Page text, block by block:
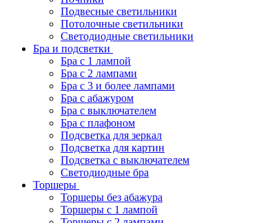
Подвесные светильники
Потолочные светильники
Светодиодные светильники
Бра и подсветки
Бра с 1 лампой
Бра с 2 лампами
Бра с 3 и более лампами
Бра с абажуром
Бра с выключателем
Бра с плафоном
Подсветка для зеркал
Подсветка для картин
Подсветка с выключателем
Светодиодные бра
Торшеры
Торшеры без абажура
Торшеры с 1 лампой